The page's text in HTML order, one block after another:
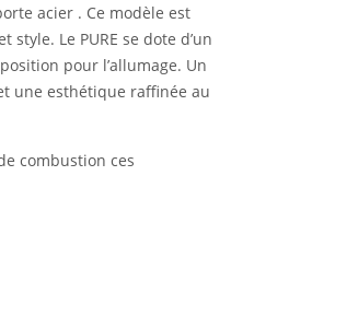
acier . Ce modèle est
Le PURE se dote d’un
pour l’allumage. Un
une esthétique raffinée au
combustion ces